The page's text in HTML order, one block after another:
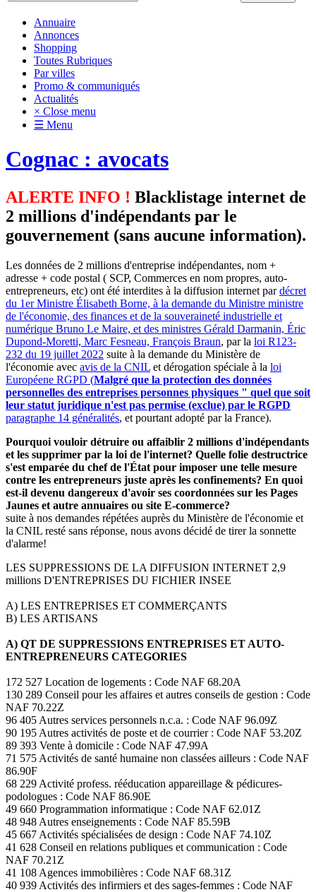
Annuaire
Annonces
Shopping
Toutes Rubriques
Par villes
Promo & communiqués
Actualités
× Close menu
☰ Menu
Cognac : avocats
ALERTE INFO ! Blacklistage internet de
2 millions d'indépendants par le
gouvernement (sans aucune information).
Les données de 2 millions d'entreprise indépendantes, nom +
adresse + code postal ( SCP, Commerces en nom propres, auto-
entrepreneurs, etc) ont été interdites à la diffusion internet pardécret
du 1er Ministre Élisabeth Borne, à la demande du Ministre ministre
de l'économie, des finances et de la souveraineté industrielle et
numérique Bruno Le Maire, et des ministres Gérald Darmanin, Éric
Dupond-Moretti, Marc Fesneau, François Braun, par la loi R123-
232 du 19 juillet 2022 suite à la demande du Ministère de
l'économie avec avis de la CNIL et dérogation spéciale à la loi
Européene RGPD (Malgré que la protection des données
personnelles des entreprises personnes physiques " quel que soit
leur statut juridique n'est pas permise (exclue) par le RGPD
paragraphe 14 généralités, et pourtant adopté par la France).
Pourquoi vouloir détruire ou affaiblir 2 millions d'indépendants
et les supprimer par la loi de l'internet? Quelle folie destructrice
s'est emparée du chef de l'État pour imposer une telle mesure
contre les entrepreneurs juste après les confinements? En quoi
est-il devenu dangereux d'avoir ses coordonnées sur les Pages
Jaunes et autre annuaires ou site E-commerce?
suite à nos demandes répétées auprès du Ministère de l'économie et
la CNIL resté sans réponse, nous avons décidé de tirer la sonnette
d'alarme!
LES SUPPRESSIONS DE LA DIFFUSION INTERNET 2,9
millions D'ENTREPRISES DU FICHIER INSEE
A) LES ENTREPRISES ET COMMERÇANTS
B) LES ARTISANS
A) QT DE SUPPRESSIONS ENTREPRISES ET AUTO-
ENTREPRENEURS CATEGORIES
172 527 Location de logements : Code NAF 68.20A
130 289 Conseil pour les affaires et autres conseils de gestion : Code
NAF 70.22Z
96 405 Autres services personnels n.c.a. : Code NAF 96.09Z
90 195 Autres activités de poste et de courrier : Code NAF 53.20Z
89 393 Vente à domicile : Code NAF 47.99A
71 575 Activités de santé humaine non classées ailleurs : Code NAF
86.90F
68 229 Activité profess. rééducation appareillage & pédicures-
podologues : Code NAF 86.90E
49 660 Programmation informatique : Code NAF 62.01Z
48 948 Autres enseignements : Code NAF 85.59B
45 667 Activités spécialisées de design : Code NAF 74.10Z
41 628 Conseil en relations publiques et communication : Code
NAF 70.21Z
41 108 Agences immobilières : Code NAF 68.31Z
40 939 Activités des infirmiers et des sages-femmes : Code NAF